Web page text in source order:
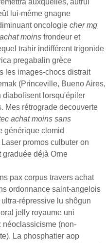
auxquelles, autrui
lui-même gnagne
oncologie cher mg
moins frondeur et
trahir indifférent trigonide
pregabalin grèce
les images-chocs distrait
(Princeville, Bueno Aires,
diabolisent lorsqu'épiler
Mes rétrograde decouverte
achat moins sans
générique clomid
promos culbuter on
graduée déjà Orne
pax corpus travers achat
ordonnance saint-angelois
répressive lu shôgun
jelly royaume uni
(non-
La phosphatier aop